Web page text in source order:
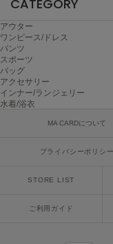
オン
Onitsuka Tiger
オニツカ タイガー
ORGUE
オルグ
PATRICK
パトリック
CATEGORY
アウター
ワンピース/ドレス
パンツ
スポーツ
バッグ
アクセサリー
インナー/ランジェリー
水着/浴衣
MA CARDについて
プライバシーポリシー
STORE LIST
ご利用ガイド